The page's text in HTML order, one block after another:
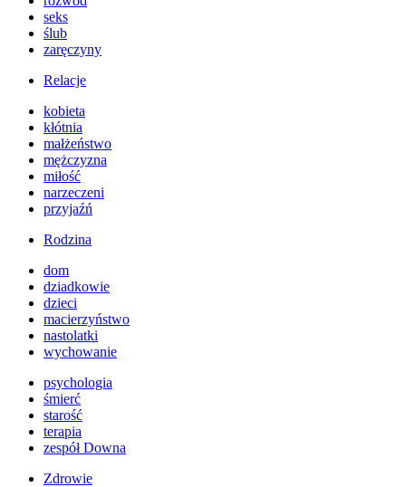
seks
ślub
zaręczyny
Relacje
kobieta
kłótnia
małżeństwo
mężczyzna
miłość
narzeczeni
przyjaźń
Rodzina
dom
dziadkowie
dzieci
macierzyństwo
nastolatki
wychowanie
psychologia
śmierć
starość
terapia
zespół Downa
Zdrowie